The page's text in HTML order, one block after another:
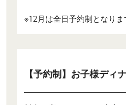
※12月は全日予約制となりま
【予約制】お子様ディ